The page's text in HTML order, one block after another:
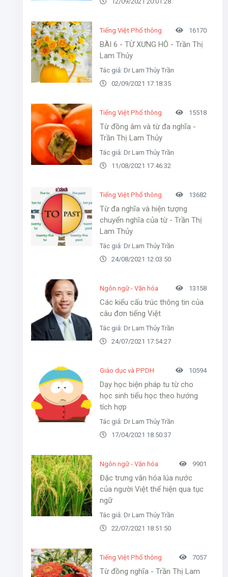
Tiếng Việt Phổ thông 16170
BÀI 6 - TỪ XƯNG HÔ - Trần Thị
Lam Thủy
Tác giả: Dr Lam Thủy Trần
02/09/2021 17:18:35
Tiếng Việt Phổ thông 15518
Từ đồng âm và từ đa nghĩa -
Trần Thị Lam Thủy
Tác giả: Dr Lam Thủy Trần
11/08/2021 17:46:32
Tiếng Việt Phổ thông 13682
Từ đa nghĩa và hiện tượng
chuyển nghĩa của từ - Trần Thị
Lam Thủy
Tác giả: Dr Lam Thủy Trần
24/08/2021 12:03:50
Ngôn ngữ - Văn hóa 13158
Các kiểu cấu trúc thông tin của
câu đơn tiếng Việt
Tác giả: Dr Lam Thủy Trần
24/07/2021 17:54:27
Giáo dục và PPDH 10594
Dạy học biện pháp tu từ cho
học sinh tiểu học theo hướng
tích hợp
Tác giả: Dr Lam Thủy Trần
17/04/2021 18:50:37
Ngôn ngữ - Văn hóa 9901
Đặc trưng văn hóa lúa nước
của người Việt thể hiện qua tục
ngữ
Tác giả: Dr Lam Thủy Trần
22/07/2021 18:51:50
Tiếng Việt Phổ thông 7057
Từ đồng nghĩa - Trần Thị Lam